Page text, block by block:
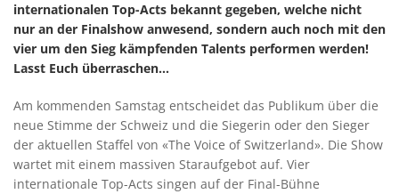
internationalen Top-Acts bekannt gegeben, welche nicht
nur an der Finalshow anwesend, sondern auch noch mit den
vier um den Sieg kämpfenden Talents performen werden!
Lasst Euch überraschen...
Am kommenden Samstag entscheidet das Publikum über die
neue Stimme der Schweiz und die Siegerin oder den Sieger
der aktuellen Staffel von «The Voice of Switzerland». Die Show
wartet mit einem massiven Staraufgebot auf. Vier
internationale Top-Acts singen auf der Final-Bühne